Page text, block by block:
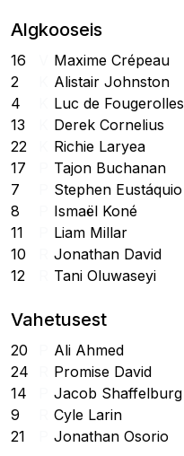
Algkooseis
16
Maxime Crépeau
2
Alistair Johnston
4
Luc de Fougerolles
13
Derek Cornelius
22
Richie Laryea
17
Tajon Buchanan
7
Stephen Eustáquio
8
Ismaël Koné
11
Liam Millar
10
Jonathan David
12
Tani Oluwaseyi
Vahetusest
20 Ali Ahmed
24
Promise David
14
Jacob Shaffelburg
9
Cyle Larin
21
Jonathan Osorio